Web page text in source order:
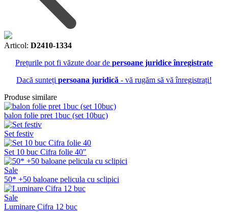
Articol: D2410-1334
Prețurile pot fi văzute doar de persoane juridice înregistrate
Dacă sunteți persoana juridică - vă rugăm să vă înregistrați!
Produse similare
balon folie pret 1buc (set 10buc)
Set festiv
Set 10 buc Cifra folie 40"
Sale
50* +50 baloane pelicula cu sclipici
Sale
Luminare Cifra 12 buc